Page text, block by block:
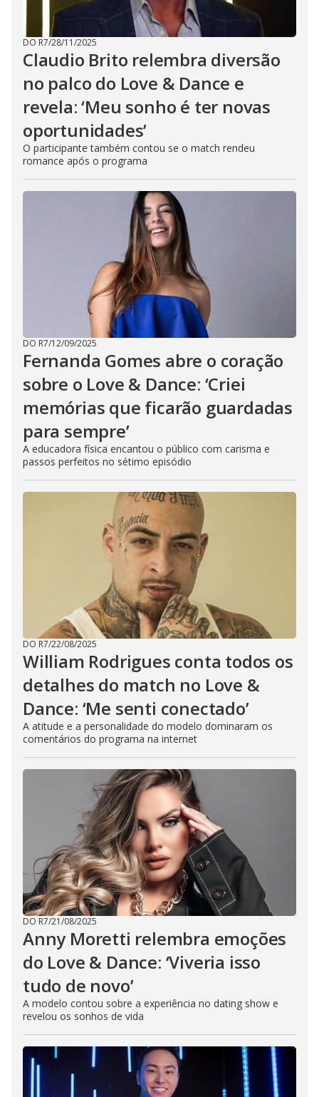
DO R7/28/11/2025
Claudio Brito relembra diversão
no palco do Love & Dance e
revela: ‘Meu sonho é ter novas
oportunidades’
O participante também contou se o match rendeu
romance após o programa
DO R7/12/09/2025
Fernanda Gomes abre o coração
sobre o Love & Dance: ‘Criei
memórias que ficarão guardadas
para sempre’
A educadora física encantou o público com carisma e
passos perfeitos no sétimo episódio
DO R7/22/08/2025
William Rodrigues conta todos os
detalhes do match no Love &
Dance: ‘Me senti conectado’
A atitude e a personalidade do modelo dominaram os
comentários do programa na internet
DO R7/21/08/2025
Anny Moretti relembra emoções
do Love & Dance: ‘Viveria isso
tudo de novo’
A modelo contou sobre a experiência no dating show e
revelou os sonhos de vida